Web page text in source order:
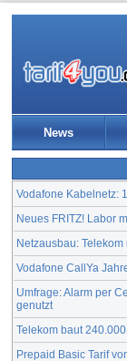
News
Vodafone Kabelnetz:
Neues FRITZ! Labor
Netzausbau:
Vodafone CallYa
Umfrage: Alarm per
genutzt
Telekom baut
Prepaid Basic Tarif